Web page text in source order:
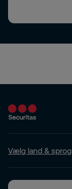
Vælg land & sprog